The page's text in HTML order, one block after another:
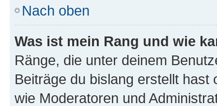
Nach oben
Was ist mein Rang und wie
Ränge, die unter deinem
Beiträge du bislang erstellt
wie Moderatoren und